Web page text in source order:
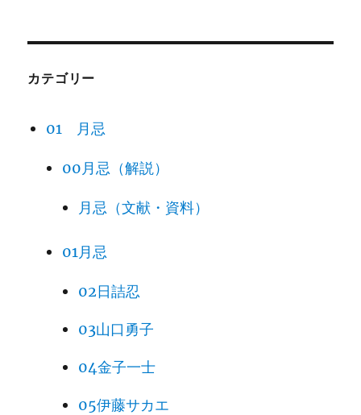
カテゴリー
01 月忌
00月忌（解説）
月忌（文献・資料）
01月忌
02日詰忍
03山口勇子
04金子一士
05伊藤サカエ